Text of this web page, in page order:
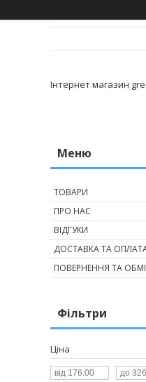
Інтернет магазин
ТОВАРИ
ПРО НАС
ВІДГУКИ
ДОСТАВКА ТА
ПОВЕРНЕННЯ ТА
Фільтри
Ціна